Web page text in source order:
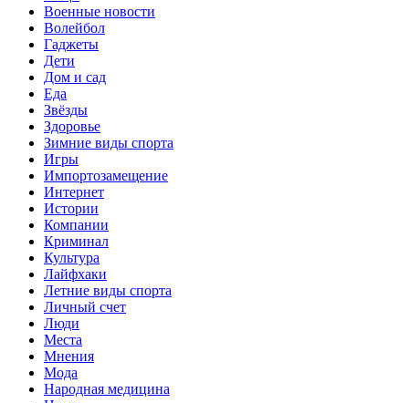
Военные новости
Волейбол
Гаджеты
Дети
Дом и сад
Еда
Звёзды
Здоровье
Зимние виды спорта
Игры
Импортозамещение
Интернет
Истории
Компании
Криминал
Культура
Лайфхаки
Летние виды спорта
Личный счет
Люди
Места
Мнения
Мода
Народная медицина